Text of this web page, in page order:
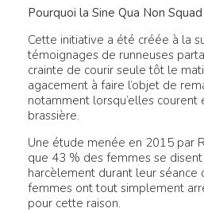
Pourquoi la Sine Qua Non Squad
Cette initiative a été créée à la
témoignages de runneuses
crainte de courir seule tôt le
agacement à faire l’objet de
notamment lorsqu’elles courent
brassière.
Une étude menée en 2015 par
que 43 % des femmes se
harcèlement durant leur
femmes ont tout simplement
pour cette raison.